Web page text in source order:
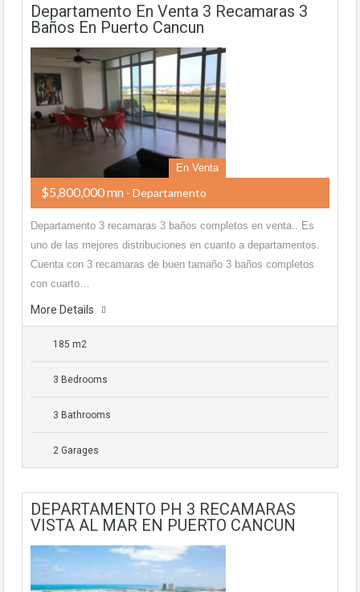
Departamento En Venta 3 Recamaras 3
Baños En Puerto Cancun
En Venta
$5,800,000 mn - Departamento
Departamento 3 recamaras 3 baños completos en venta.. Es
uno de las mejores distribuciones en cuanto a departamentos.
Cuenta con 3 recamaras de buen tamaño 3 baños completos
con cuarto…
More Details
185 m2
3 Bedrooms
3 Bathrooms
2 Garages
DEPARTAMENTO PH 3 RECAMARAS
VISTA AL MAR EN PUERTO CANCUN